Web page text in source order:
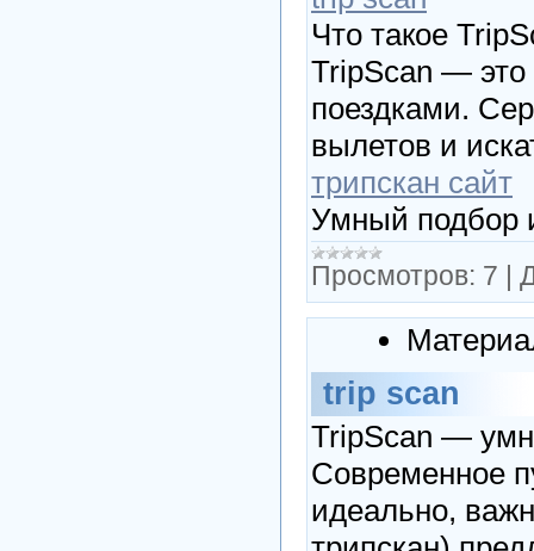
Что такое
TripScan — это
поездками.
вылетов и
трипскан сайт
Умный подбор
Просмотров: 7 |
trip scan
TripScan —
Современное
идеально,